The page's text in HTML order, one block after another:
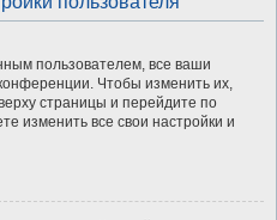
пользователем, все ваши
Чтобы изменить их,
страницы и перейдите по
изменить все свои настройки и